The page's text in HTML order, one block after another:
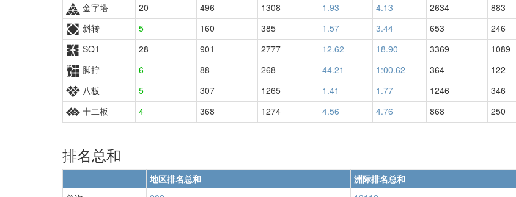
金字塔
20 496 1308 1.93 4.13 2634 883
斜转
5 160 385 1.57 3.44 653 246
SQ1
28 901 2777 12.62 18.90 3369 1089
脚拧
6 88 268 44.21 1:00.62 364 122
八板
5 307 1265 1.41 1.77 1246 346
十二板
4 368 1274 4.56 4.76 868 250
排名总和
地区排名总和 洲际排名总和